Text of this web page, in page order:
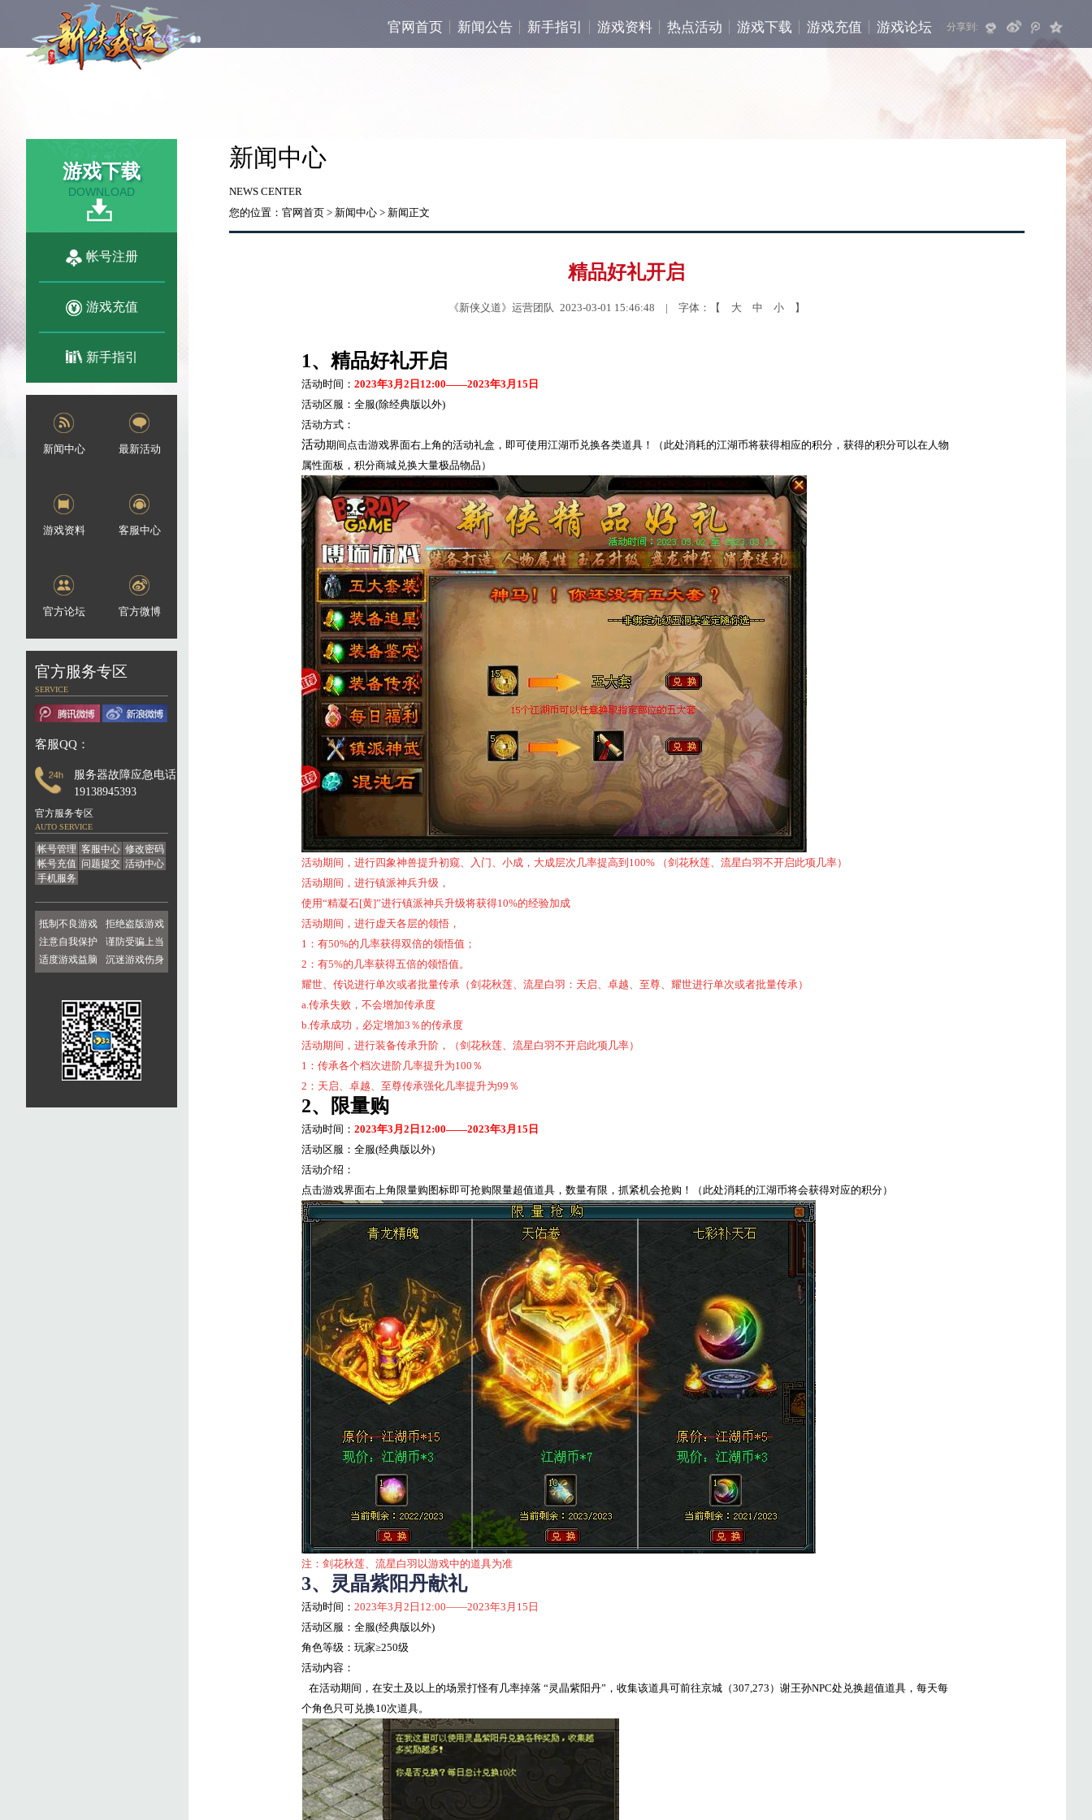
分享到:
官网首页 新闻公告 新手指引 游戏资料 热点活动 游戏下载 游戏充值 游戏论坛
游戏下载
DOWNLOAD
帐号注册
游戏充值
新手指引
新闻中心 最新活动
游戏资料 客服中心
官方论坛 官方微博
官方服务专区
SERVICE
客服QQ：
服务器故障应急电话：
19138945393
官方服务专区
AUTO SERVICE
帐号管理 客服中心 修改密码
帐号充值 问题提交 活动中心
手机服务
抵制不良游戏
拒绝盗版游戏
注意自我保护
谨防受骗上当
适度游戏益脑
沉迷游戏伤身
新闻中心
NEWS CENTER
您的位置： 官网首页 > 新闻中心 > 新闻正文
精品好礼开启
《新侠义道》运营团队 2023-03-01 15:46:48 | 字体：【 大 中 小】
1、精品好礼开启
活动时间： 2023年3月 2 日 12:00——2023年3月 15 日
活动区服：全服(除经典版以外)
活动方式：
活动期间点击游戏界面右上角的活动礼盒，即可使用江湖币兑换各类道具！（此处消耗的江湖币将获得相应的积分，获得的积分可以在人物
属性面板，积分商城兑换大量极品物品）
活动期间，进行四象神兽提升初窥、入门、小成，大成层次几率提高到100% （剑花秋莲、流星白羽不开启此项几率）
活动期间，进行镇派神兵升级，
使用“精凝石[黄]”进行镇派神兵升级将获得10%的经验加成
活动期间，进行虚天各层的领悟，
1：有50%的几率获得双倍的领悟值；
2：有5%的几率获得五倍的领悟值。
耀世、传说进行单次或者批量传承（剑花秋莲、流星白羽：天启、卓越、至尊、耀世进行单次或者批量传承）
a.传承失败，不会增加传承度
b.传承成功，必定增加3％的传承度
活动期间，进行装备传承升阶，（剑花秋莲、流星白羽不开启此项几率）
1：传承各个档次进阶几率提升为100％
2：天启、卓越、至尊传承强化几率提升为99％
2、限量购
活动时间： 2023年3月 2 日 12:00——2023年3月 15 日
活动区服：全服(经典版以外)
活动介绍：
点击游戏界面右上角限量购图标即可抢购限量超值道具，数量有限，抓紧机会抢购！（此处消耗的江湖币将会获得对应的积分）
注：剑花秋莲、流星白羽以游戏中的道具为准
3、灵晶紫阳丹献礼
活动时间： 2023年3月2日12:00——2023年3月15日
活动区服：全服(经典版以外)
角色等级：玩家≥250级
活动内容：
在活动期间，在安土及以上的场景打怪有几率掉落 “灵晶紫阳丹”，收集该道具可前往京城（307,273）谢王孙NPC处兑换超值道具，每天每
个角色只可兑换10次道具。